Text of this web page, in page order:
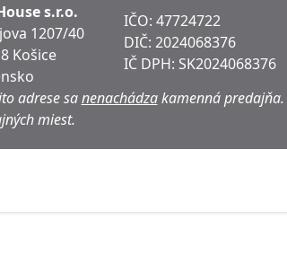
s.r.o.
1207/40
Košice
IČO: 47724722
DIČ: 2024068376
IČ DPH: SK2024068376
adrese sanenachádzakamenná predajňa.
miest.